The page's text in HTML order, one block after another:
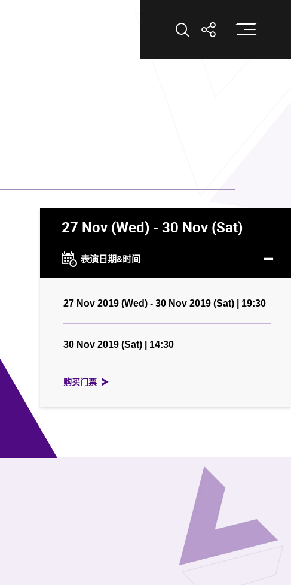
打开搜索打开分享打
27 Nov (Wed) - 30 Nov (Sat)
表演日期&时间
27 Nov 2019 (Wed) - 30 Nov 2019 (Sat) | 19:30
30 Nov 2019 (Sat) | 14:30
购买门票